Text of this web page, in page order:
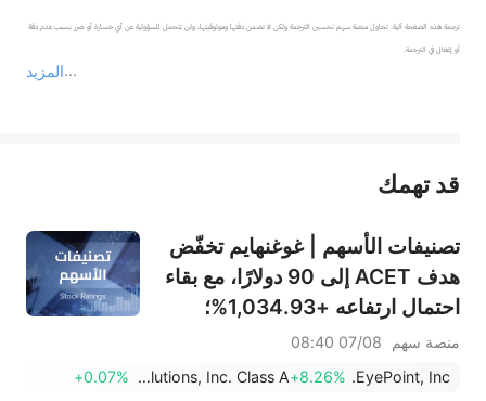
المزيد
ترجمة هذه الصفحة آلية. تحاول منصة سهم تحسين الترجمة ولكن لا تضمن دقتها وموثوقيتها، ولن تتحمل المسؤولية عن أي خسارة أو ضرر بسبب عدم دقة
أو إغفال في الترجمة.
عند الضرورة، يرجى استشارة مستشار استثمار محترف. لا تقدم منصة سهم أي مشورة استثمارية، ولا تقدم أي التزامات أو ضمانات.
قد تهمك
تصنيفات الأسهم | غوغنهايم تخفّض
هدف ACET إلى 90 دولارًا، مع بقاء
احتمال ارتفاعه +1,034.93%؛
2,100 دولار
منصة سهم
07/08 08:40
EyePoint, Inc.
+8.26%
Figure Technology Solutions, Inc. Class A
+0.07%